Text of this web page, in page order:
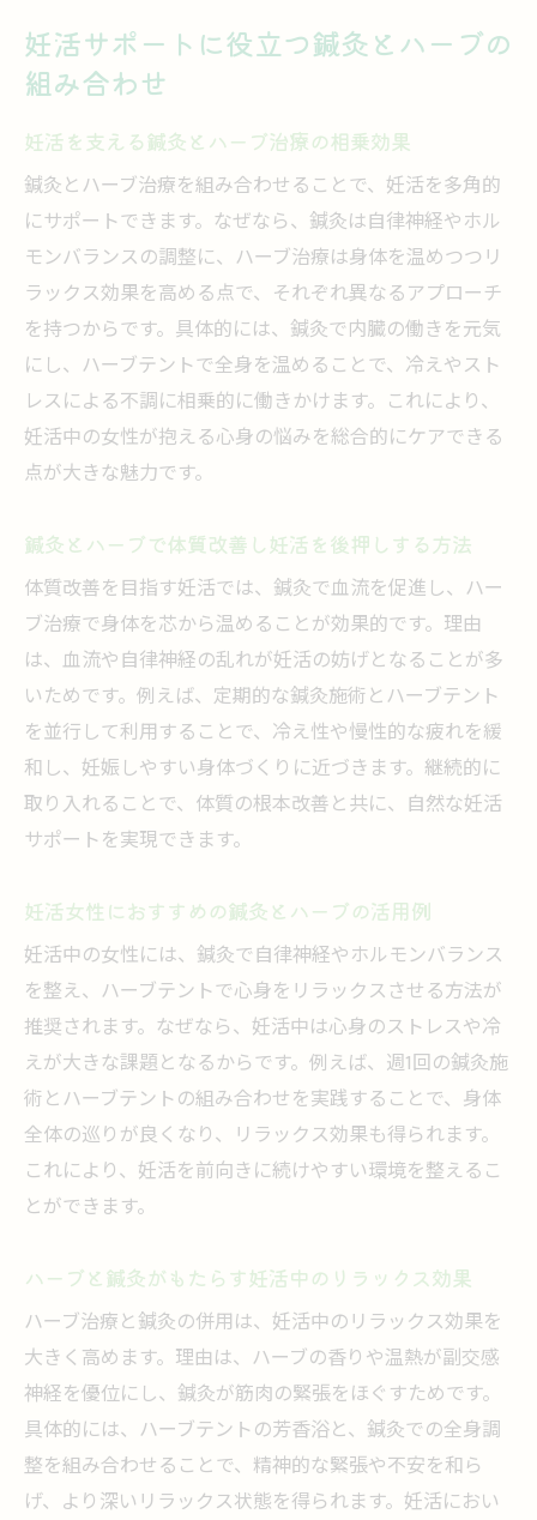
妊活サポートに役立つ鍼灸とハーブの
組み合わせ
妊活を支える鍼灸とハーブ治療の相乗効果
鍼灸とハーブ治療を組み合わせることで、妊活を多角的
にサポートできます。なぜなら、鍼灸は自律神経やホル
モンバランスの調整に、ハーブ治療は身体を温めつつリ
ラックス効果を高める点で、それぞれ異なるアプローチ
を持つからです。具体的には、鍼灸で内臓の働きを元気
にし、ハーブテントで全身を温めることで、冷えやスト
レスによる不調に相乗的に働きかけます。これにより、
妊活中の女性が抱える心身の悩みを総合的にケアできる
点が大きな魅力です。
鍼灸とハーブで体質改善し妊活を後押しする方法
体質改善を目指す妊活では、鍼灸で血流を促進し、ハー
ブ治療で身体を芯から温めることが効果的です。理由
は、血流や自律神経の乱れが妊活の妨げとなることが多
いためです。例えば、定期的な鍼灸施術とハーブテント
を並行して利用することで、冷え性や慢性的な疲れを緩
和し、妊娠しやすい身体づくりに近づきます。継続的に
取り入れることで、体質の根本改善と共に、自然な妊活
サポートを実現できます。
妊活女性におすすめの鍼灸とハーブの活用例
妊活中の女性には、鍼灸で自律神経やホルモンバランス
を整え、ハーブテントで心身をリラックスさせる方法が
推奨されます。なぜなら、妊活中は心身のストレスや冷
えが大きな課題となるからです。例えば、週1回の鍼灸施
術とハーブテントの組み合わせを実践することで、身体
全体の巡りが良くなり、リラックス効果も得られます。
これにより、妊活を前向きに続けやすい環境を整えるこ
とができます。
ハーブと鍼灸がもたらす妊活中のリラックス効果
ハーブ治療と鍼灸の併用は、妊活中のリラックス効果を
大きく高めます。理由は、ハーブの香りや温熱が副交感
神経を優位にし、鍼灸が筋肉の緊張をほぐすためです。
具体的には、ハーブテントの芳香浴と、鍼灸での全身調
整を組み合わせることで、精神的な緊張や不安を和ら
げ、より深いリラックス状態を得られます。妊活におい